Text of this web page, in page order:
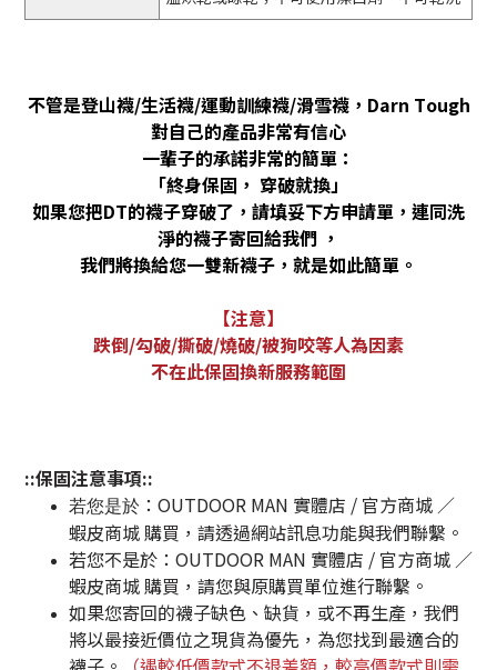
不管是登山襪/生活襪/運動訓練襪/滑雪襪， Darn Tough
對自己的產品非常有信心
一輩子的承諾非常的簡單：
「終身保固， 穿破就換」
如果您把DT的襪子穿破了，請填妥下方申請單，連同洗
淨的襪子寄回給我們 ，
我們將換給您一雙新襪子，就是如此簡單。
【注意】
跌倒/勾破/撕破/燒破/被狗咬等人為因素
不在此保固換新服務範圍
::保固注意事項::
若您是於 ：OUTDOOR MAN 實體店 / 官方商城 ／
蝦皮商城 購買，請透過網站訊息功能與我們聯繫。
若您不是於 ：OUTDOOR MAN 實體店 / 官方商城 ／
蝦皮商城 購買，請您與原購買單位進行聯繫。
如果您寄回的襪子缺色、缺貨，或不再生產，我們
將以最接近價位之現貨為優先，為您找到最適合的